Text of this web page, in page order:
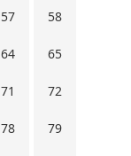
57 58
64 65
71 72
78 79